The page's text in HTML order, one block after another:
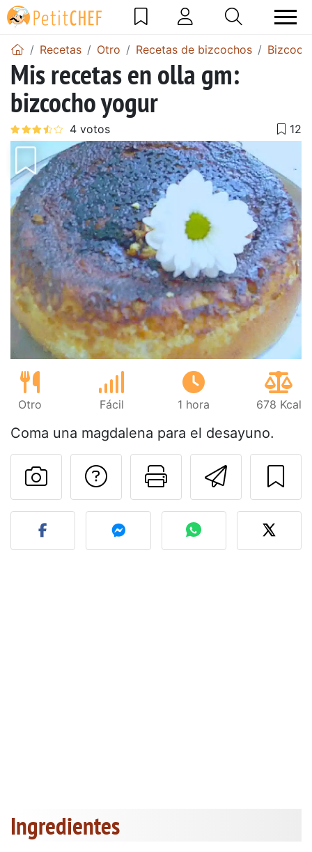
Recetas Otro Recetas de bizcochos
Mis recetas en olla gm:
bizcocho yogur
Otro Fácil 1 hora 678 Kcal
Coma una magdalena para el desayuno.
Imprimir
Preguntar al autor
Publicar la foto de esta
Ingredientes